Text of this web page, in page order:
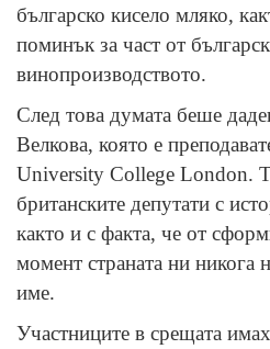
българско кисело мляко,
поминък за част от
винопроизводството.
След това думата беше
Велкова, която е
University College London.
британските депутати с
както и с факта, че от
момент страната ни никога
име.
Участниците в срещата